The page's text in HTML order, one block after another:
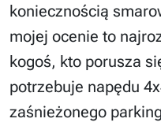
koniecznością
mojej ocenie to
kogoś, kto porusza
potrzebuje napędu
zaśnieżonego